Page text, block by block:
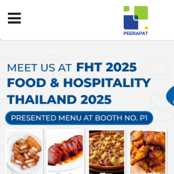
Home
Businesses
Investor Relations